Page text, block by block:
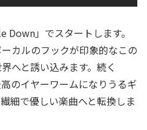
」でスタートします。
カルのフックが印象的なこの
へと誘い込みます。続く
のイヤーワームになりうるギ
細で優しい楽曲へと転換しま